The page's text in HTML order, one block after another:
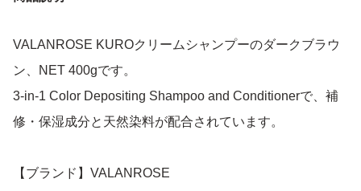
VALANROSE KUROクリームシャンプーのダークブラウ
ン、NET 400gです。
3-in-1 Color Depositing Shampoo and Conditionerで、補
修・保湿成分と天然染料が配合されています。
【ブランド】VALANROSE